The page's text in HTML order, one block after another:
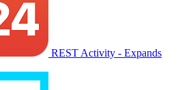
REST Activity - Expands